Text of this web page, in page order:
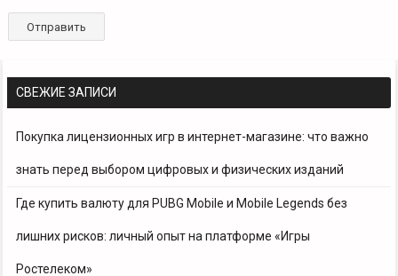
СВЕЖИЕ ЗАПИСИ
Покупка лицензионных игр в интернет-магазине: что важно
знать перед выбором цифровых и физических изданий
Где купить валюту для PUBG Mobile и Mobile Legends без
лишних рисков: личный опыт на платформе «Игры
Ростелеком»